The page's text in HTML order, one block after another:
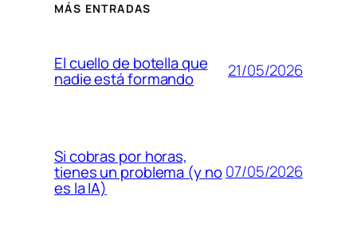
MÁS ENTRADAS
El cuello de botella que
nadie está formando 21/05/2026
Si cobras por horas,
tienes un problema (y no
es la IA)
07/05/2026